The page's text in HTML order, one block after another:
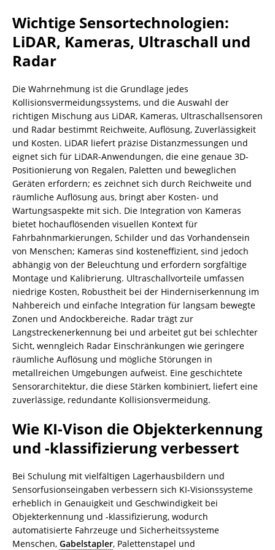
Wichtige Sensortechnologien:
LiDAR, Kameras, Ultraschall und
Radar
Die Wahrnehmung ist die Grundlage jedes
Kollisionsvermeidungssystems, und die Auswahl der
richtigen Mischung aus LiDAR, Kameras, Ultraschallsensoren
und Radar bestimmt Reichweite, Auflösung, Zuverlässigkeit
und Kosten. LiDAR liefert präzise Distanzmessungen und
eignet sich für LiDAR-Anwendungen, die eine genaue 3D-
Positionierung von Regalen, Paletten und beweglichen
Geräten erfordern; es zeichnet sich durch Reichweite und
räumliche Auflösung aus, bringt aber Kosten- und
Wartungsaspekte mit sich. Die Integration von Kameras
bietet hochauflösenden visuellen Kontext für
Fahrbahnmarkierungen, Schilder und das Vorhandensein
von Menschen; Kameras sind kosteneffizient, sind jedoch
abhängig von der Beleuchtung und erfordern sorgfältige
Montage und Kalibrierung. Ultraschallvorteile umfassen
niedrige Kosten, Robustheit bei der Hinderniserkennung im
Nahbereich und einfache Integration für langsam bewegte
Zonen und Andockbereiche. Radar trägt zur
Langstreckenerkennung bei und arbeitet gut bei schlechter
Sicht, wenngleich Radar Einschränkungen wie geringere
räumliche Auflösung und mögliche Störungen in
metallreichen Umgebungen aufweist. Eine geschichtete
Sensorarchitektur, die diese Stärken kombiniert, liefert eine
zuverlässige, redundante Kollisionsvermeidung.
Wie KI-Vison die Objekterkennung
und -klassifizierung verbessert
Bei Schulung mit vielfältigen Lagerhausbildern und
Sensorfusionseingaben verbessern sich KI-Visionssysteme
erheblich in Genauigkeit und Geschwindigkeit bei
Objekterkennung und -klassifizierung, wodurch
automatisierte Fahrzeuge und Sicherheitssysteme
Menschen, Gabelstapler, Palettenstapel und